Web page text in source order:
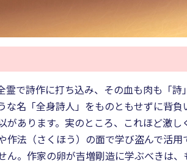
霊で詩作に打ち込み、その血も肉も「詩
名「全身詩人」をものともせずに背負
あります。実のところ、これほど激し
法（さくほう）の面で学び盗んで活用
。作家の卵が吉増剛造に学ぶべきは、